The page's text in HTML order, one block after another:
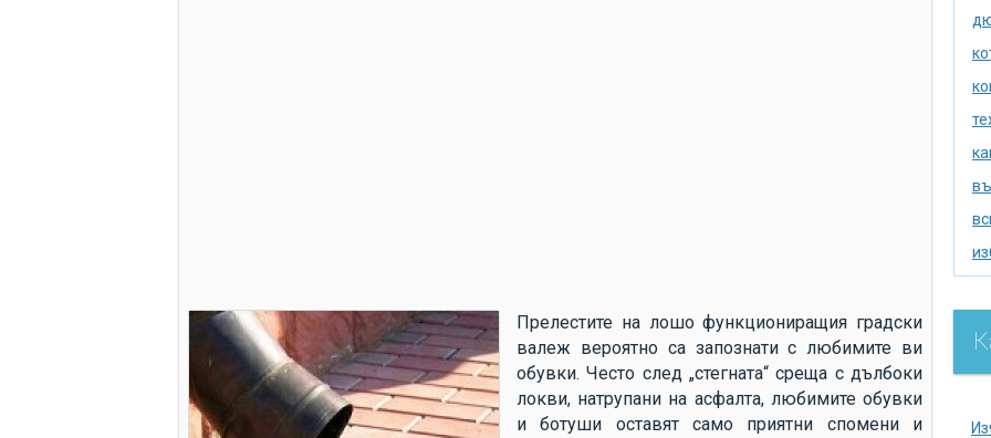
Прелестите на лошо функциониращия градски
валеж вероятно са запознати с любимите ви
обувки. Често след „стегната“ среща с дълбоки
локви, натрупани на асфалта, любимите обувки
и ботуши оставят само приятни спомени и